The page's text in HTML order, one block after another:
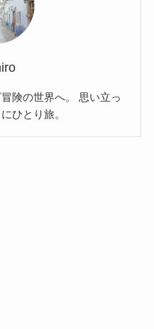
険の世界へ。 思い立っ
ひとり旅。